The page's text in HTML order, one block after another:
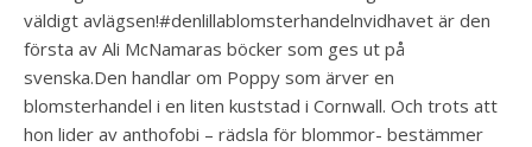
väldigt avlägsen!#denlillablomsterhandelnvidhavet är den
första av Ali McNamaras böcker som ges ut på
svenska.Den handlar om Poppy som ärver en
blomsterhandel i en liten kuststad i Cornwall. Och trots att
hon lider av anthofobi – rädsla för blommor- bestämmer